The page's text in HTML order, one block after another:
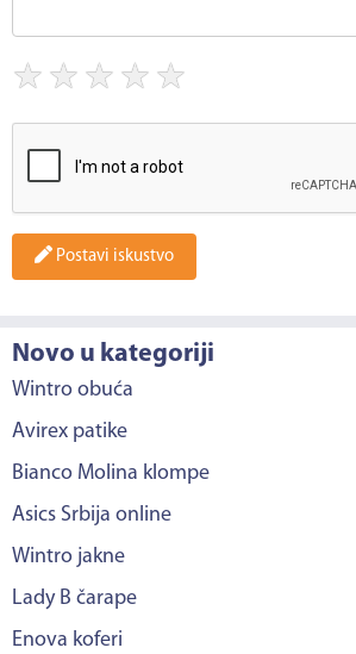
★ ★ ★ ★ ★
Postavi iskustvo
Novo u kategoriji
Wintro obuća
Avirex patike
Bianco Molina klompe
Asics Srbija online
Wintro jakne
Lady B čarape
Enova koferi